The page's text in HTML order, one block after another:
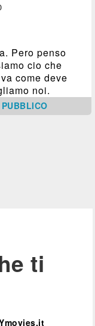
Pero penso
cio che
come deve
noi.
ti